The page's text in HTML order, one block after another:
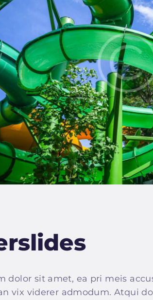
dolor sit amet, ea pri meis
vix viderer admodum. Atqui